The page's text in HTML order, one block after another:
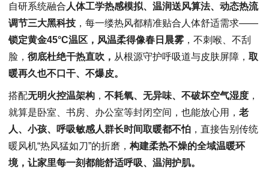
自研系统融合 人体工学热感模拟、温润送风算法、动态热流
调节三大黑科技 ，每一缕热风都精准贴合人体舒适需求——
锁定黄金45°C温区，风温柔得像春日晨雾 ，不刺喉、不刮
脸， 彻底杜绝干热直吹， 从根源守护呼吸道与皮肤屏障， 取
暖再久也不口干、不爆皮。
搭配无明火控温架构 ， 不耗氧、无异味、不破坏空气湿度 ，
就算是卧室、书房、办公室等封闭空间，也能放心用， 老
人、小孩、呼吸敏感人群长时间取暖都不怕 ，直接告别传统
暖风机“热风猛如刀”的折磨， 构建柔热不燥的全域温暖环
境，让家里每一刻都能舒适呼吸、温润护肌。